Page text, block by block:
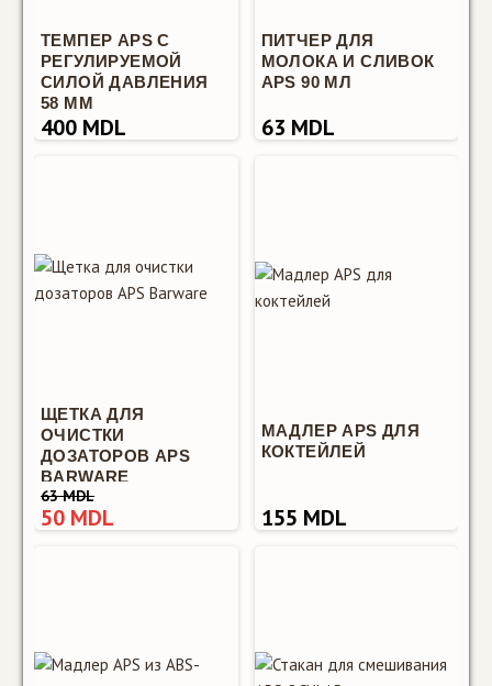
SALE
216 MDL
профессиональный
ТЕМПЕР APS С
РЕГУЛИРУЕМОЙ
СИЛОЙ ДАВЛЕНИЯ
58 ММ
400 MDL
ПИТЧЕР ДЛЯ
МОЛОКА И СЛИВОК
APS 90 МЛ
63 MDL
ЩЕТКА ДЛЯ
ОЧИСТКИ
ДОЗАТОРОВ APS
BARWARE
63 MDL
50 MDL
МАДЛЕР APS ДЛЯ
КОКТЕЙЛЕЙ
155 MDL